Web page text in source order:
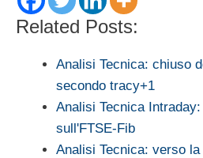
Related Posts:
Analisi Tecnica: chiuso
secondo tracy+1
Analisi Tecnica
sull'FTSE-Fib
Analisi Tecnica: verso